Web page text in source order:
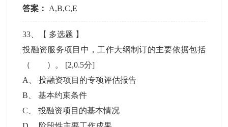
答案： A,B,C,E
33 、【 多选题 】
投融资服务项目中，工作大纲制订的主要依据包括
（ ）。 [2,0.5分]
A
、投融资项目的专项评估报告
B 、基本约束条件
C 、投融资项目的基本情况